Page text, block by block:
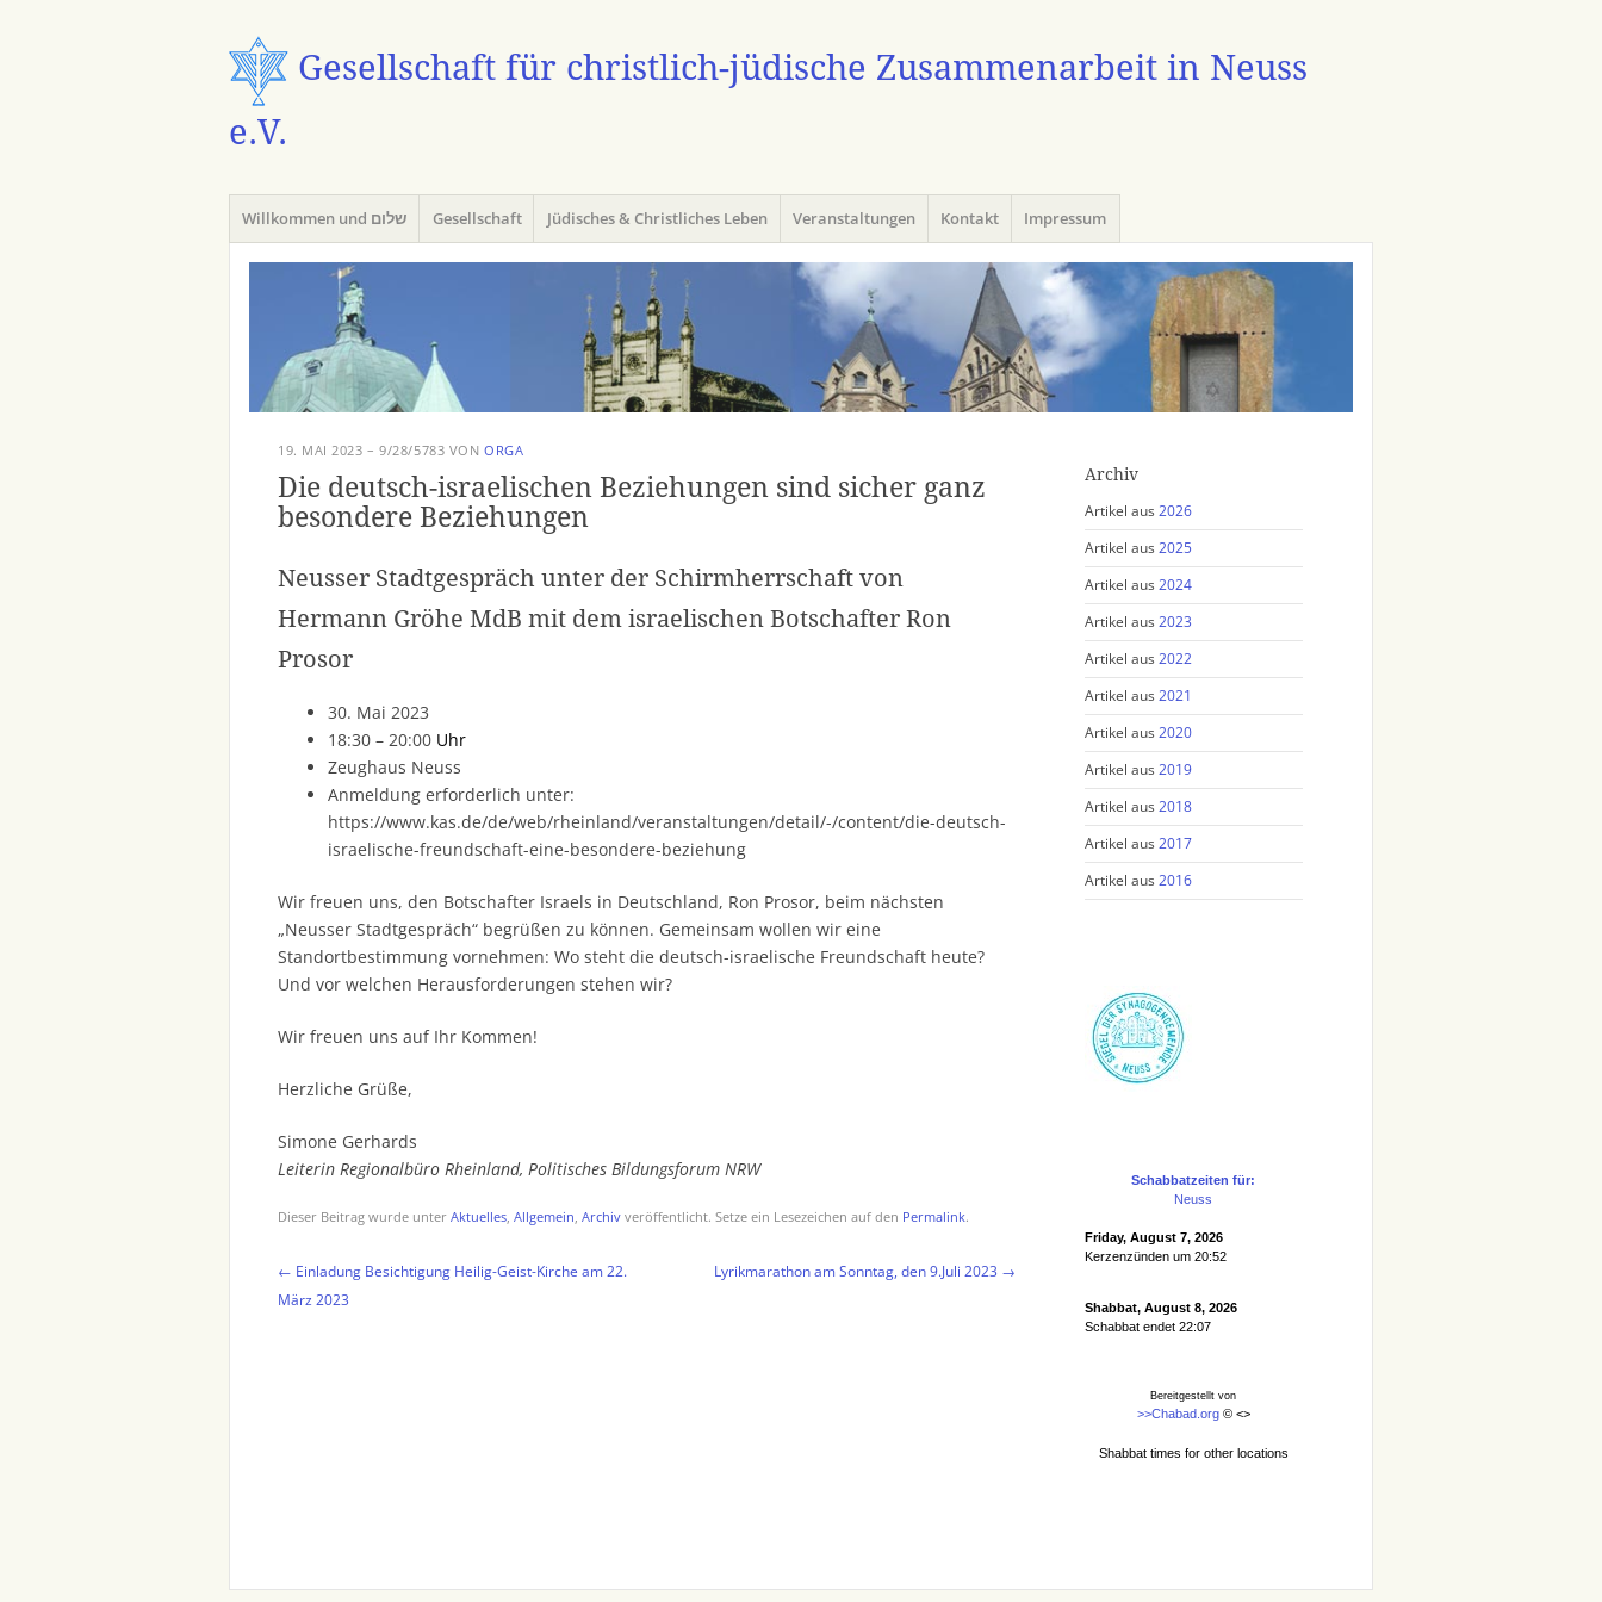
Gesellschaft für christlich-jüdische Zusammenarbeit in Neuss
e.V.
Menü
Zum
Inhalt
springen
Willkommen und שלום Gesellschaft Jüdisches & Christliches Leben Veranstaltungen Kontakt Impressum
19. MAI 2023 – 9/28/5783 VON ORGA
Die deutsch-israelischen Beziehungen sind sicher ganz
besondere Beziehungen
Neusser Stadtgespräch unter der Schirmherrschaft von
Hermann Gröhe MdB mit dem israelischen Botschafter Ron
Prosor
30. Mai 2023
18:30 – 20:00 Uhr
Zeughaus Neuss
Anmeldung erforderlich unter:
https://www.kas.de/de/web/rheinland/veranstaltungen/detail/-/content/die-deutsch-
israelische-freundschaft-eine-besondere-beziehung
Wir freuen uns, den Botschafter Israels in Deutschland, Ron Prosor, beim nächsten
„Neusser Stadtgespräch“ begrüßen zu können. Gemeinsam wollen wir eine
Standortbestimmung vornehmen: Wo steht die deutsch-israelische Freundschaft heute?
Und vor welchen Herausforderungen stehen wir?
Wir freuen uns auf Ihr Kommen!
Herzliche Grüße,
Simone Gerhards
Leiterin Regionalbüro Rheinland, Politisches Bildungsforum NRW
Dieser Beitrag wurde unter Aktuelles, Allgemein, Archiv veröffentlicht. Setze ein Lesezeichen auf den Permalink.
Beitragsnavigation
← Einladung Besichtigung Heilig-Geist-Kirche am 22.
März 2023
Lyrikmarathon am Sonntag, den 9.Juli 2023 →
Archiv
Artikel aus2026
Artikel aus2025
Artikel aus2024
Artikel aus2023
Artikel aus2022
Artikel aus2021
Artikel aus2020
Artikel aus2019
Artikel aus2018
Artikel aus2017
Artikel aus2016
Schabbatzeiten für:
Neuss
Friday, August 7, 2026
Kerzenzünden um 20:52
Shabbat, August 8, 2026
Schabbat endet 22:07
Bereitgestellt von
>>Chabad.org© <>
Shabbat times for other locations